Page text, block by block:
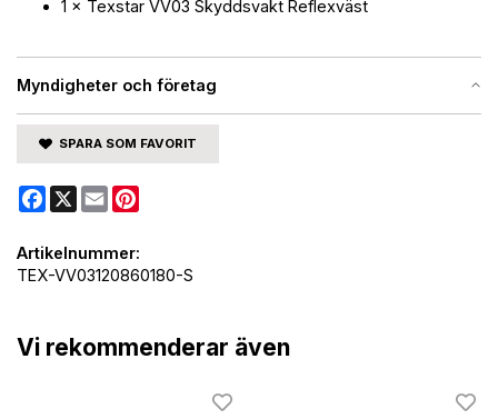
Myndigheter och företag
1 × Texstar VV03 Skyddsvakt Reflexväst
SPARA SOM FAVORIT
Facebook
X Email
Artikelnummer:
TEX-VV03120860180-S
Vi rekommenderar även